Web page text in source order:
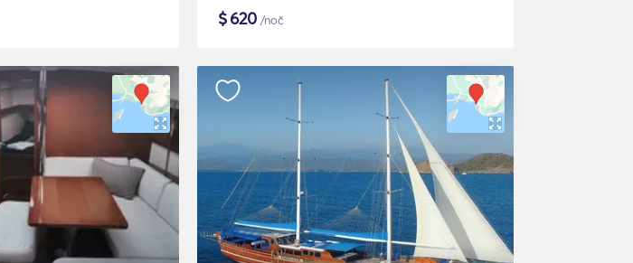
$620 /noč